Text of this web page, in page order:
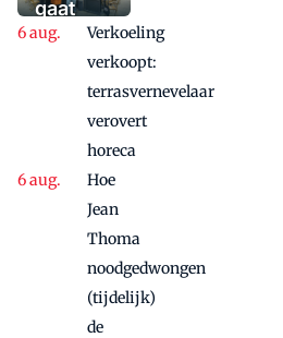
waaaaaanzinnige
aanbieding'
gaat
vanwege
succes
maandje
Verkoeling
verkoopt:
terrasvernevelaar
verovert
horeca
Hoe
Jean
Thoma
noodgedwongen
(tijdelijk)
de